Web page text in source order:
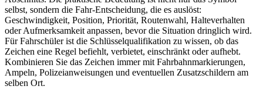
selbst, sondern die Fahr-Entscheidung, die es auslöst:
Geschwindigkeit, Position, Priorität, Routenwahl, Halteverhalten
oder Aufmerksamkeit anpassen, bevor die Situation dringlich wird.
Für Fahrschüler ist die Schlüsselqualifikation zu wissen, ob das
Zeichen eine Regel befiehlt, verbietet, einschränkt oder aufhebt.
Kombinieren Sie das Zeichen immer mit Fahrbahnmarkierungen,
Ampeln, Polizeianweisungen und eventuellen Zusatzschildern am
selben Ort.